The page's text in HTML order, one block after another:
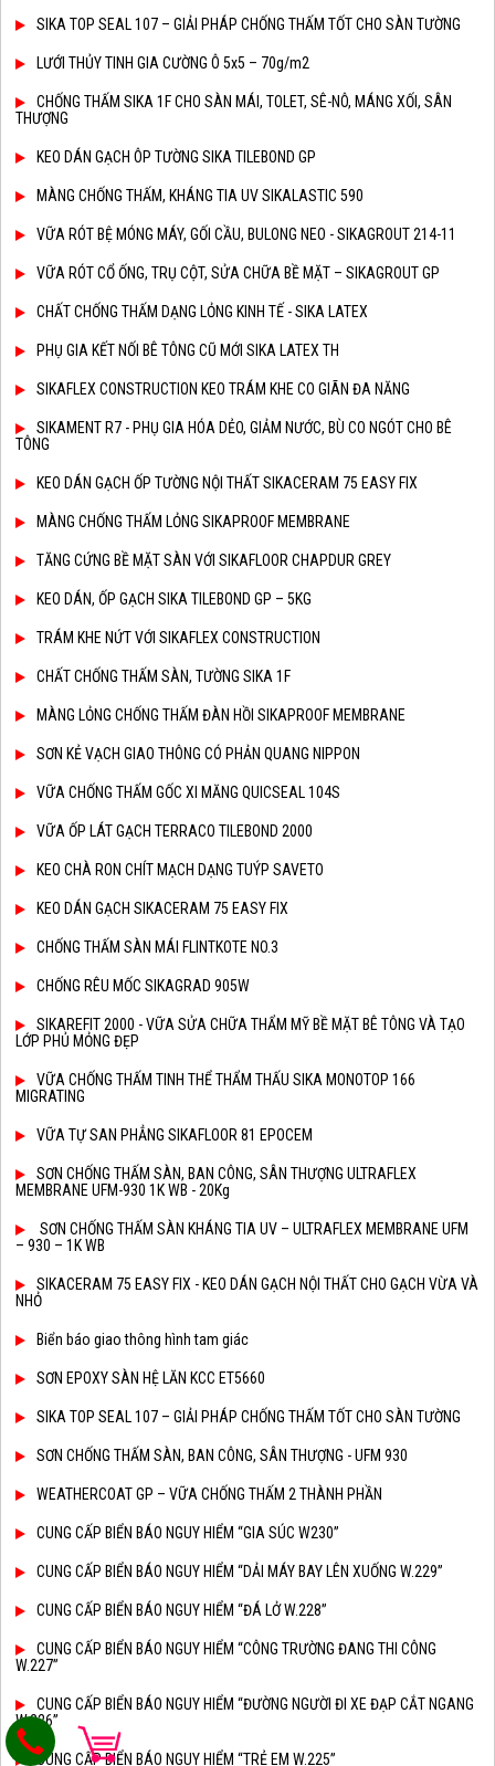
SIKA TOP SEAL 107 – GIẢI PHÁP CHỐNG THẤM TỐT CHO SÀN TƯỜNG
LƯỚI THỦY TINH GIA CƯỜNG Ô 5x5 – 70g/m2
CHỐNG THẤM SIKA 1F CHO SÀN MÁI, TOLET, SÊ-NÔ, MÁNG XỐI, SÂN
THƯỢNG
KEO DÁN GẠCH ÔP TƯỜNG SIKA TILEBOND GP
MÀNG CHỐNG THẤM, KHÁNG TIA UV SIKALASTIC 590
VỮA RÓT BỆ MÓNG MÁY, GỐI CẦU, BULONG NEO - SIKAGROUT 214-11
VỮA RÓT CỔ ỐNG, TRỤ CỘT, SỬA CHỮA BỀ MẶT – SIKAGROUT GP
CHẤT CHỐNG THẤM DẠNG LỎNG KINH TẾ - SIKA LATEX
PHỤ GIA KẾT NỐI BÊ TÔNG CŨ MỚI SIKA LATEX TH
SIKAFLEX CONSTRUCTION KEO TRÁM KHE CO GIÃN ĐA NĂNG
SIKAMENT R7 - PHỤ GIA HÓA DẺO, GIẢM NƯỚC, BÙ CO NGÓT CHO BÊ
TÔNG
KEO DÁN GẠCH ỐP TƯỜNG NỘI THẤT SIKACERAM 75 EASY FIX
MÀNG CHỐNG THẤM LỎNG SIKAPROOF MEMBRANE
TĂNG CỨNG BỀ MẶT SÀN VỚI SIKAFLOOR CHAPDUR GREY
KEO DÁN, ỐP GẠCH SIKA TILEBOND GP – 5KG
TRÁM KHE NỨT VỚI SIKAFLEX CONSTRUCTION
CHẤT CHỐNG THẤM SÀN, TƯỜNG SIKA 1F
MÀNG LỎNG CHỐNG THẤM ĐÀN HỒI SIKAPROOF MEMBRANE
SƠN KẺ VẠCH GIAO THÔNG CÓ PHẢN QUANG NIPPON
VỮA CHỐNG THẤM GỐC XI MĂNG QUICSEAL 104S
VỮA ỐP LÁT GẠCH TERRACO TILEBOND 2000
KEO CHÀ RON CHÍT MẠCH DẠNG TUÝP SAVETO
KEO DÁN GẠCH SIKACERAM 75 EASY FIX
CHỐNG THẤM SÀN MÁI FLINTKOTE NO.3
CHỐNG RÊU MỐC SIKAGRAD 905W
SIKAREFIT 2000 - VỮA SỬA CHỮA THẨM MỸ BỀ MẶT BÊ TÔNG VÀ TẠO
LỚP PHỦ MỎNG ĐẸP
VỮA CHỐNG THẤM TINH THỂ THẨM THẤU SIKA MONOTOP 166
MIGRATING
VỮA TỰ SAN PHẲNG SIKAFLOOR 81 EPOCEM
SƠN CHỐNG THẤM SÀN, BAN CÔNG, SÂN THƯỢNG ULTRAFLEX
MEMBRANE UFM-930 1K WB - 20Kg
SƠN CHỐNG THẤM SÀN KHÁNG TIA UV – ULTRAFLEX MEMBRANE UFM
– 930 – 1K WB
SIKACERAM 75 EASY FIX - KEO DÁN GẠCH NỘI THẤT CHO GẠCH VỪA VÀ
NHỎ
Biển báo giao thông hình tam giác
SƠN EPOXY SÀN HỆ LĂN KCC ET5660
SIKA TOP SEAL 107 – GIẢI PHÁP CHỐNG THẤM TỐT CHO SÀN TƯỜNG
SƠN CHỐNG THẤM SÀN, BAN CÔNG, SÂN THƯỢNG - UFM 930
WEATHERCOAT GP – VỮA CHỐNG THẤM 2 THÀNH PHẦN
CUNG CẤP BIỂN BÁO NGUY HIỂM “GIA SÚC W230”
CUNG CẤP BIỂN BÁO NGUY HIỂM “DẢI MÁY BAY LÊN XUỐNG W.229”
CUNG CẤP BIỂN BÁO NGUY HIỂM “ĐÁ LỞ W.228”
CUNG CẤP BIỂN BÁO NGUY HIỂM “CÔNG TRƯỜNG ĐANG THI CÔNG
W.227”
CUNG CẤP BIỂN BÁO NGUY HIỂM “ĐƯỜNG NGƯỜI ĐI XE ĐẠP CẮT NGANG
W.226”
CUNG CẤP BIỂN BÁO NGUY HIỂM “TRẺ EM W.225”